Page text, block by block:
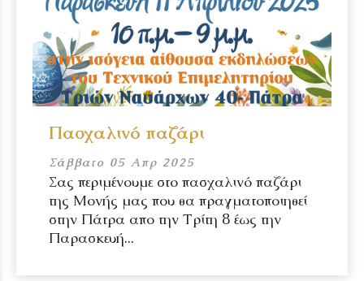
Πασχαλινό παζάρι
Σάββατο 05 Απρ 2025
Σας περιμένουμε στο πασχαλινό παζάρι
της Μονής μας που θα πραγματοποιηθεί
στην Πάτρα απο την Τρίτη 8 έως την
Παρασκευή...